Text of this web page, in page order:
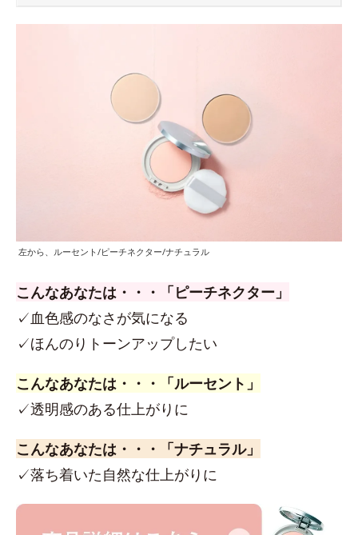
左から、ルーセント/ピーチネクター/ナチュラル
こんなあなたは・・・「ピーチネクター」
✓血色感のなさが気になる
✓ほんのりトーンアップしたい
こんなあなたは・・・「ルーセント」
✓透明感のある仕上がりに
こんなあなたは・・・「ナチュラル」
✓落ち着いた自然な仕上がりに